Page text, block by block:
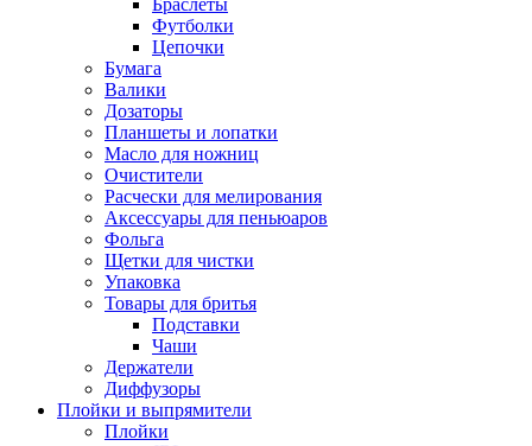
Браслеты
Футболки
Цепочки
Бумага
Валики
Дозаторы
Планшеты и лопатки
Масло для ножниц
Очистители
Расчески для мелирования
Аксессуары для пеньюаров
Фольга
Щетки для чистки
Упаковка
Товары для бритья
Подставки
Чаши
Держатели
Диффузоры
Плойки и выпрямители
Плойки